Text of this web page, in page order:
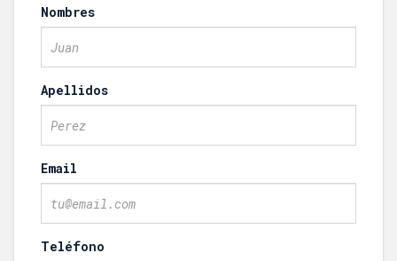
Nombres
Apellidos
Email
Teléfono